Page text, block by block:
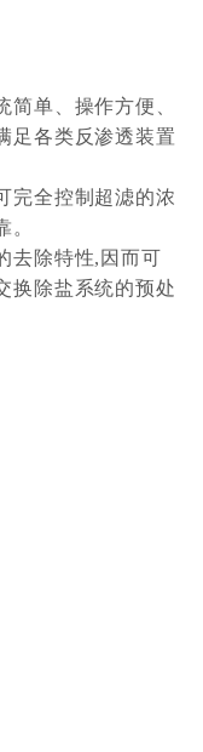
简单、操作方便、
足各类反渗透装置
完全控制超滤的浓
。
去除特性,因而可
换除盐系统的预处